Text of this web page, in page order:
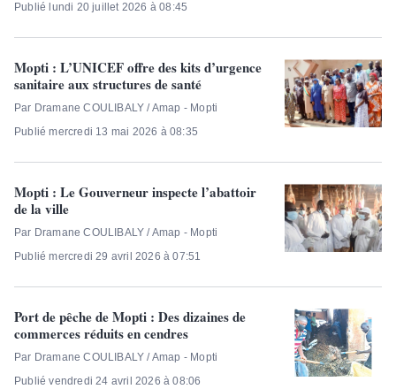
Publié lundi 20 juillet 2026 à 08:45
Mopti : L’UNICEF offre des kits d’urgence
sanitaire aux structures de santé
Par Dramane COULIBALY / Amap - Mopti
Publié mercredi 13 mai 2026 à 08:35
Mopti : Le Gouverneur inspecte l’abattoir
de la ville
Par Dramane COULIBALY / Amap - Mopti
Publié mercredi 29 avril 2026 à 07:51
Port de pêche de Mopti : Des dizaines de
commerces réduits en cendres
Par Dramane COULIBALY / Amap - Mopti
Publié vendredi 24 avril 2026 à 08:06